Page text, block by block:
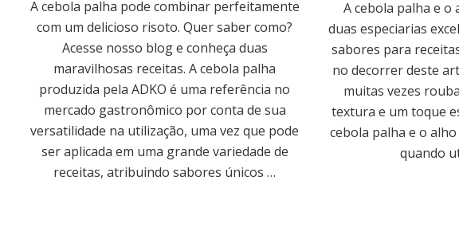
A cebola palha pode combinar perfeitamente
com um delicioso risoto. Quer saber como?
Acesse nosso blog e conheça duas
maravilhosas receitas. A cebola palha
produzida pela ADKO é uma referência no
mercado gastronômico por conta de sua
versatilidade na utilização, uma vez que pode
ser aplicada em uma grande variedade de
receitas, atribuindo sabores únicos …
A cebola palha e o
duas especiarias
sabores para
no decorrer deste
muitas vezes
textura e um toque
cebola palha e o
quando